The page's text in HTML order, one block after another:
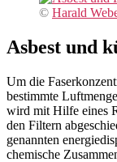
© Harald
Asbest und
Um die
bestimmte
wird mit Hilfe eines
den Filtern
genannten
chemische